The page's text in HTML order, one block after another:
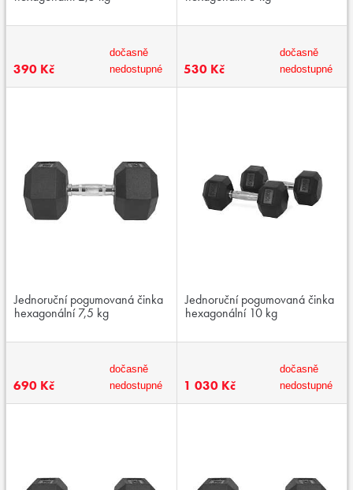
390 Kč
dočasně
nedostupné
530 Kč
dočasně
nedostupné
Jednoruční pogumovaná činka
hexagonální 7,5 kg
690 Kč
dočasně
nedostupné
Jednoruční pogumovaná činka
hexagonální 10 kg
1 030 Kč
dočasně
nedostupné